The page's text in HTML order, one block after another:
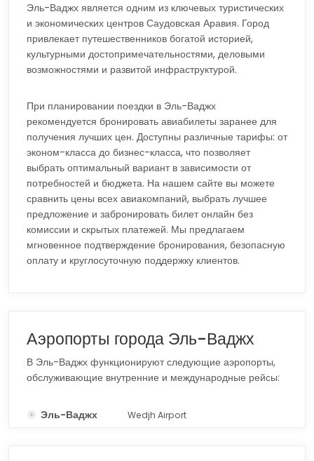
Эль-Ваджх является одним из ключевых туристических
и экономических центров Саудовская Аравия. Город
привлекает путешественников богатой историей,
культурными достопримечательностями, деловыми
возможностями и развитой инфраструктурой.
При планировании поездки в Эль-Ваджх
рекомендуется бронировать авиабилеты заранее для
получения лучших цен. Доступны различные тарифы: от
эконом-класса до бизнес-класса, что позволяет
выбрать оптимальный вариант в зависимости от
потребностей и бюджета. На нашем сайте вы можете
сравнить цены всех авиакомпаний, выбрать лучшее
предложение и забронировать билет онлайн без
комиссии и скрытых платежей. Мы предлагаем
мгновенное подтверждение бронирования, безопасную
оплату и круглосуточную поддержку клиентов.
Аэропорты города Эль-Ваджх
В Эль-Ваджх функционируют следующие аэропорты,
обслуживающие внутренние и международные рейсы:
Эль-Ваджх Wedjh Airport